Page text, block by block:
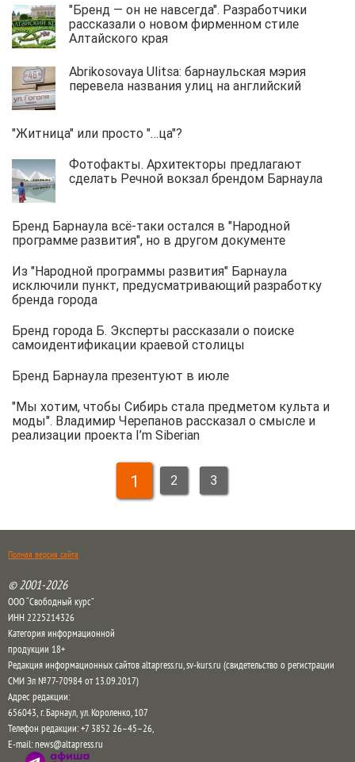
"Бренд — он не навсегда". Разработчики
рассказали о новом фирменном стиле
Алтайского края
Abrikosovaya Ulitsa: барнаульская мэрия
перевела названия улиц на английский
"Житница" или просто "…ца"?
Фотофакты. Архитекторы предлагают
сделать Речной вокзал брендом Барнаула
Бренд Барнаула всё-таки остался в "Народной
программе развития", но в другом документе
Из "Народной программы развития" Барнаула
исключили пункт, предусматривающий разработку
бренда города
Бренд города Б. Эксперты рассказали о поиске
самоидентификации краевой столицы
Бренд Барнаула презентуют в июле
"Мы хотим, чтобы Сибирь стала предметом культа и
моды". Владимир Черепанов рассказал о смысле и
реализации проекта I’m Siberian
1 2 3
Полная версия сайта
© 2001-2026
ООО “Свободный курс”
ИНН 2225214326
Категория информационной
продукции 18+
Редакция информационных сайтов altapress.ru, sv-kurs.ru (свидетельство о регистрации
СМИ Эл №77-70984 от 13.09.2017)
Адрес редакции:
656043,г. Барнаул,ул. Короленко, 107
Телефон редакции:+7 3852 26–45–26,
E-mail:news@altapress.ru